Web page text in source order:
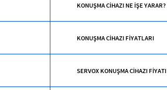
KONUŞMA CİHAZI NE İŞE YARAR?
KONUŞMA CİHAZI FİYATLARI
SERVOX KONUŞMA CİHAZI FİYATI